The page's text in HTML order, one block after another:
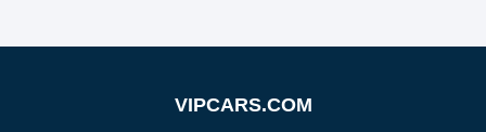
VIPCARS.COM